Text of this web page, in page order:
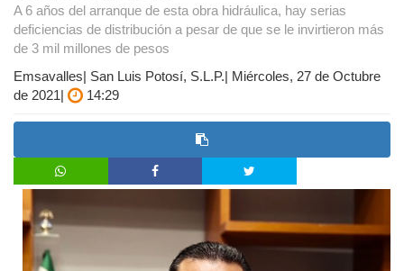
A 6 años del arranque de esta obra hidráulica, hay serias
deficiencias de distribución a pesar de que se le invirtieron más
de 3 mil millones de pesos
Emsavalles| San Luis Potosí, S.L.P.| Miércoles, 27 de Octubre
de 2021|
14:29